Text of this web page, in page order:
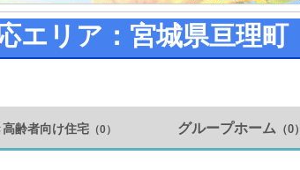
エリア：宮城県亘理町
齢者向け住宅 （0） グループホーム（0）